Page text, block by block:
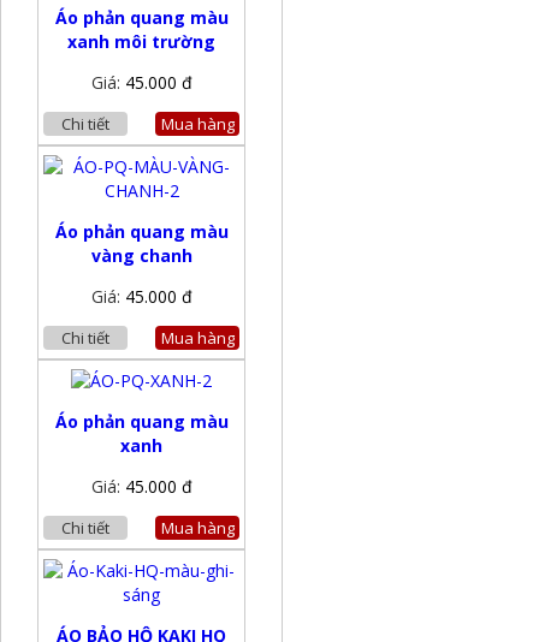
Áo phản quang màu
xanh môi trường
Giá: 45.000 đ
Chi tiết Mua hàng
Áo phản quang màu
vàng chanh
Giá: 45.000 đ
Chi tiết Mua hàng
Áo phản quang màu
xanh
Giá: 45.000 đ
Chi tiết Mua hàng
ÁO BẢO HỘ KAKI HQ